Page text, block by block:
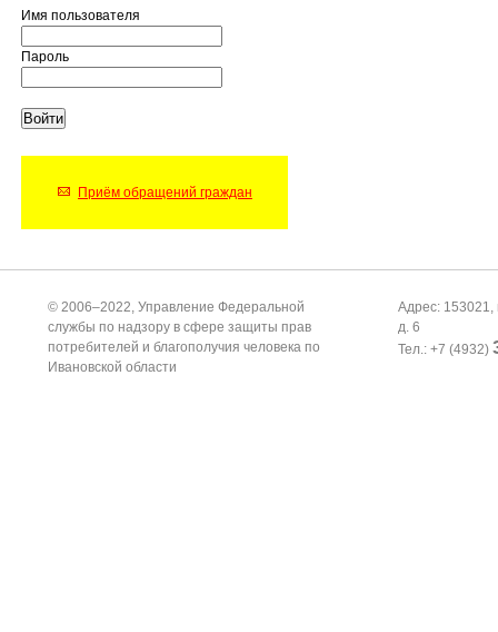
Имя пользователя
Пароль
Приём обращений граждан
© 2006–2022, Управление Федеральной
службы по надзору в сфере защиты прав
потребителей и благополучия человека по
Ивановской области
Адрес: 153021,
д. 6
Тел.: +7 (4932)